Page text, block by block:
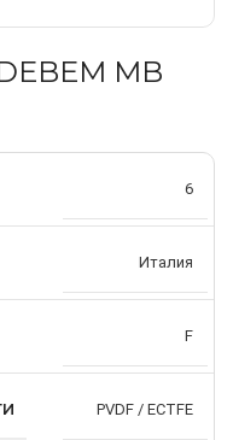
MB
6
Италия
F
PVDF / ECTFE